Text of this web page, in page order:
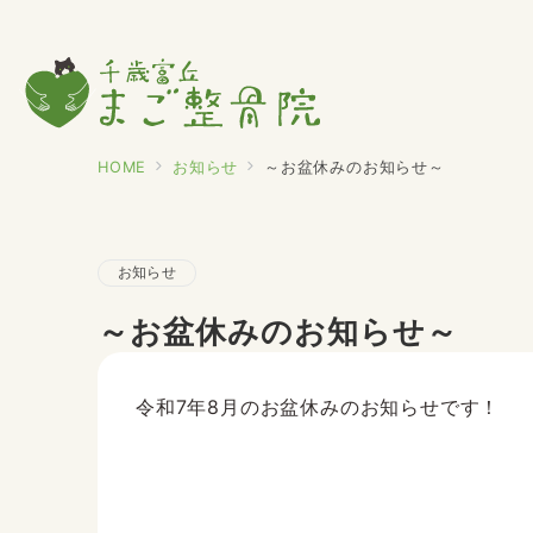
HOME お知らせ ～お盆休みのお知らせ～
お知らせ
～お盆休みのお知らせ～
令和7年8月のお盆休みのお知らせです！